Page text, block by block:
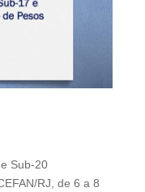
Sub-20
RJ, de 6 a 8